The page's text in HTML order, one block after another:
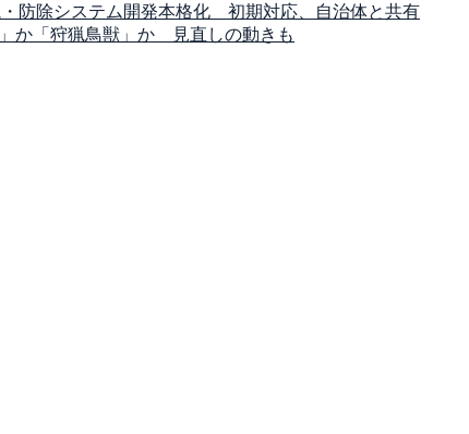
防除システム開発本格化 初期対応、自治体と共有
か「狩猟鳥獣」か 見直しの動きも